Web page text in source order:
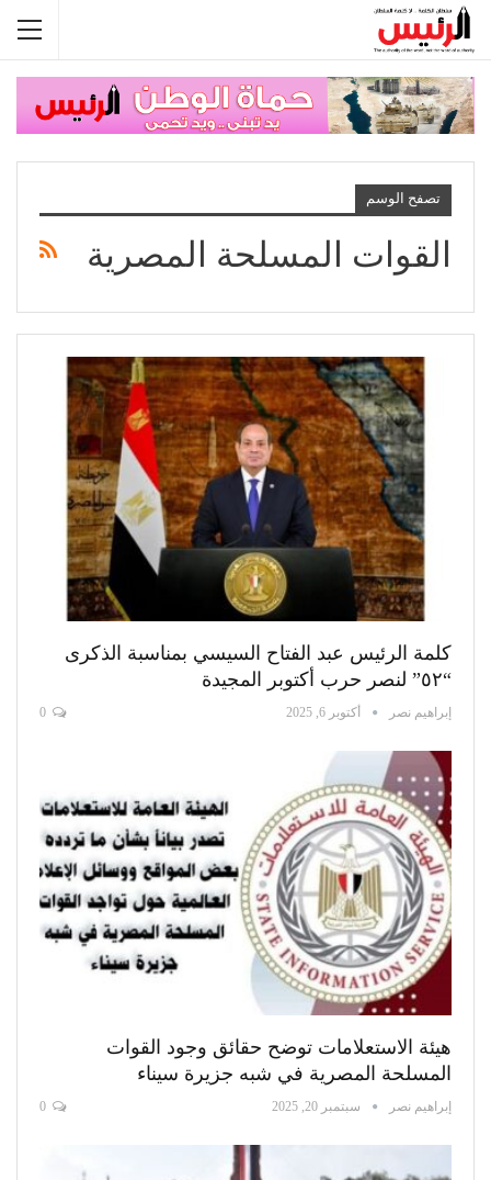
تصفح الوسم
القوات المسلحة المصرية
كلمة الرئيس عبد الفتاح السيسي بمناسبة الذكرى
“٥٢” لنصر حرب أكتوبر المجيدة
إبراهيم نصر أكتوبر 6, 2025
هيئة الاستعلامات توضح حقائق وجود القوات
المسلحة المصرية في شبه جزيرة سيناء
إبراهيم نصر سبتمبر 20, 2025